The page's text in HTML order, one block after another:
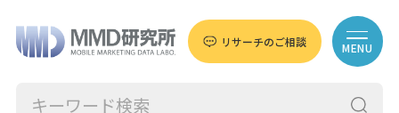
リサーチのご相談 MENU